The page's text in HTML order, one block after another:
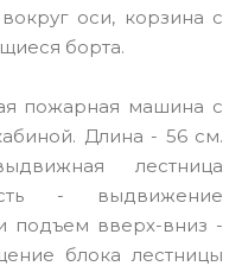
оси, корзина с
борта.
пожарная машина с
Длина - 56 см.
лестница
- выдвижение
подъем вверх-вниз -
блока лестницы